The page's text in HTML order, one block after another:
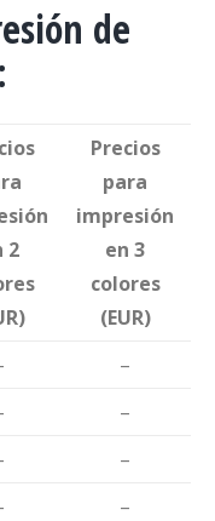
de
2
Precios
para
impresión
en 3
colores
(EUR)
–
–
–
–